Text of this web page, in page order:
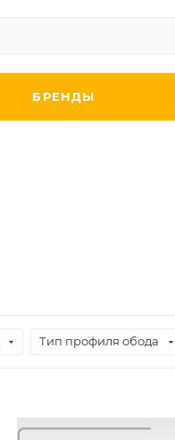
БРЕНДЫ
Тип профиля обода